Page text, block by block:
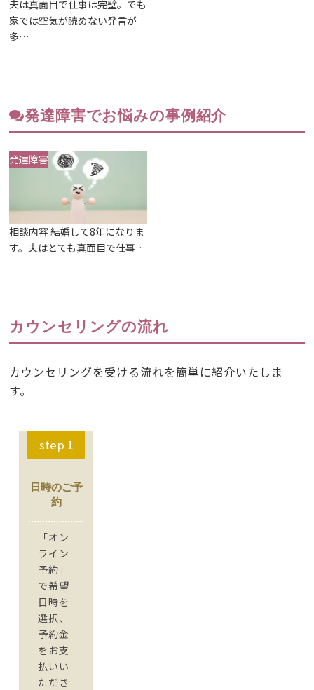
夫は真面目で仕事は完璧。でも
家では空気が読めない発言が
多…
発達障害でお悩みの事例紹介
発達障害
相談内容 結婚して8年になりま
す。夫はとても真面目で仕事…
カウンセリングの流れ
カウンセリングを受ける流れを簡単に紹介いたしま
す。
step 1
日時のご予
約
「オン
ライン
予約」
で希望
日時を
選択、
予約金
をお支
払いい
ただき